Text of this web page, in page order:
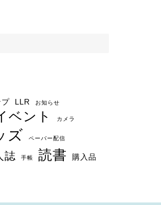
LLR お知らせ
ベント カメラ
ズ ペーパー配信
誌 手帳 読書 購入品